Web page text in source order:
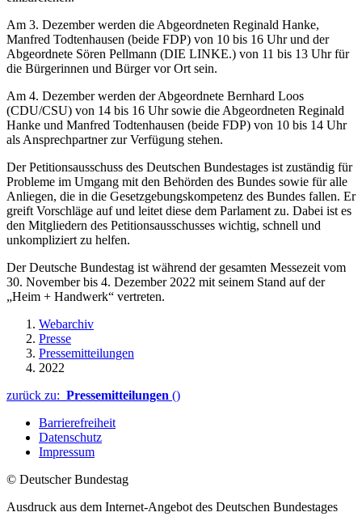
Am 3. Dezember werden die Abgeordneten Reginald Hanke,
Manfred Todtenhausen (beide FDP) von 10 bis 16 Uhr und der
Abgeordnete Sören Pellmann (DIE LINKE.) von 11 bis 13 Uhr für
die Bürgerinnen und Bürger vor Ort sein.
Am 4. Dezember werden der Abgeordnete Bernhard Loos
(CDU/CSU) von 14 bis 16 Uhr sowie die Abgeordneten Reginald
Hanke und Manfred Todtenhausen (beide FDP) von 10 bis 14 Uhr
als Ansprechpartner zur Verfügung stehen.
Der Petitionsausschuss des Deutschen Bundestages ist zuständig für
Probleme im Umgang mit den Behörden des Bundes sowie für alle
Anliegen, die in die Gesetzgebungskompetenz des Bundes fallen. Er
greift Vorschläge auf und leitet diese dem Parlament zu. Dabei ist es
den Mitgliedern des Petitionsausschusses wichtig, schnell und
unkompliziert zu helfen.
Der Deutsche Bundestag ist während der gesamten Messezeit vom
30. November bis 4. Dezember 2022 mit seinem Stand auf der
„Heim + Handwerk“ vertreten.
Webarchiv
Presse
Pressemitteilungen
2022
zurück zu: Pressemitteilungen ()
Barrierefreiheit
Datenschutz
Impressum
© Deutscher Bundestag
Ausdruck aus dem Internet-Angebot des Deutschen Bundestages